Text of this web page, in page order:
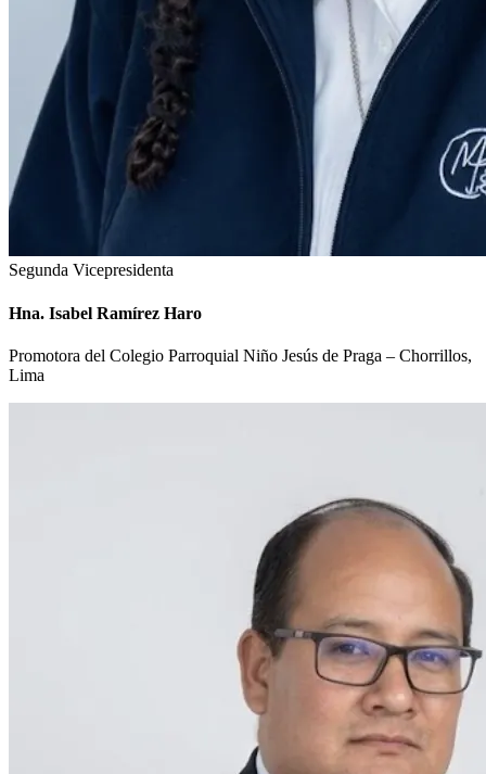
Segunda Vicepresidenta
Hna. Isabel Ramírez Haro
Promotora del Colegio Parroquial Niño Jesús de Praga – Chorrillos,
Lima